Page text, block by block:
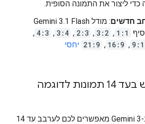
כדי ליצור את התמונה הסופית.
חדשים
: מודל Gemini 3.1 Flash
1:1
,
3:2
,
2:3
,
3:4
,
4:3
,
,
16:9
,
21:9 יחסי
לדוגמה
מודלים של תמונות ב-Gemini 3 מאפשרים לכם לערבב עד 14